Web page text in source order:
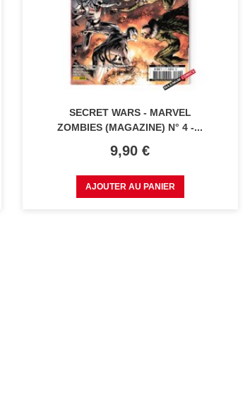
SECRET WARS - MARVEL
ZOMBIES (MAGAZINE) N° 4 -...
Prix
9,90 €
AJOUTER AU PANIER